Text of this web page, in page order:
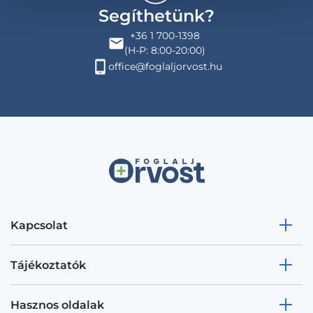
Segíthetünk?
+36 1 700-1398
(H-P: 8:00-20:00)
office@foglaljorvost.hu
Kapcsolat
Tájékoztatók
Hasznos oldalak